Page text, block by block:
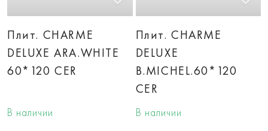
Плит. CHARME
DELUXE ARA.WHITE
60*120 CER
В наличии
Плит. CHARME
DELUXE
B.MICHEL.60*120
CER
В наличии